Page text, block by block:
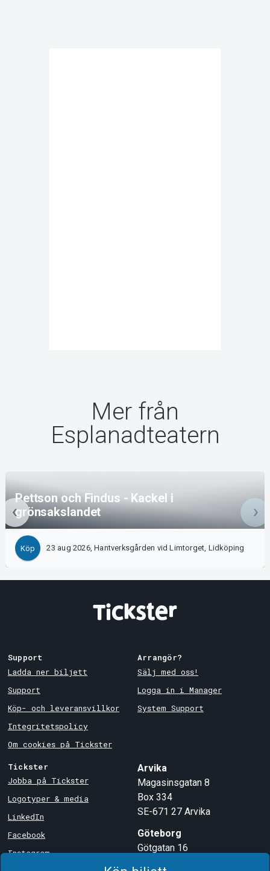
Mer från
Esplanadteatern
Pettson och Findus - Kackel i
grönsakslandet
Köp 23 aug 2026, Hantverksgården vid Limtorget, Lidköping
Support
Ladda ner biljett
Support
Köp- och leveransvillkor
Integritetspolicy
Om cookies på Tickster
Arrangör?
Sälj med oss!
Logga in i Manager
System Support
Tickster
Jobba på Tickster
Logotyper & media
LinkedIn
Facebook
Instagram
Arvika
Magasinsgatan 8
Box 334
SE-671 27 Arvika
Göteborg
Götgatan 16